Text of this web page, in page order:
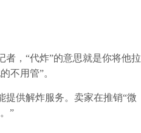
，“代炸”的意思就是你将他拉
不用管”。
供解炸服务。卖家在推销“微
”